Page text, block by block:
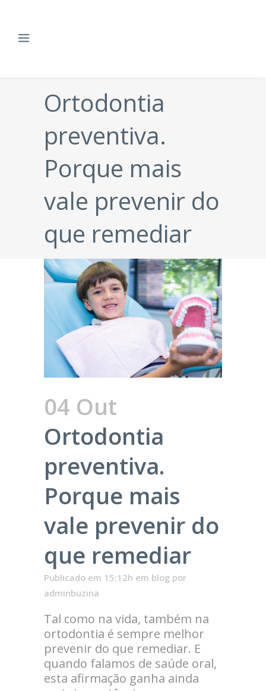
Ortodontia
preventiva.
Porque mais
vale prevenir do
que remediar
04 Out
Ortodontia
preventiva.
Porque mais
vale prevenir do
que remediar
Publicado em 15:12h em blog por
adminbuzina
Tal como na vida, também na
ortodontia é sempre melhor
prevenir do que remediar. E
quando falamos de saúde oral,
esta afirmação ganha ainda